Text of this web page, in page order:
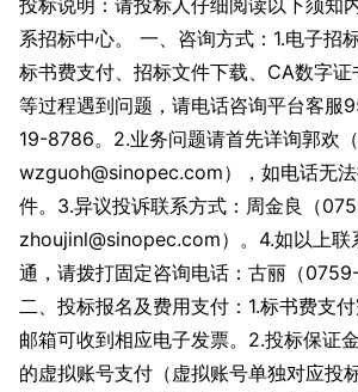
系招标中心。 一、咨询方式：1.电子招
标书费支付、招标文件下载、CA数字
等过程遇到问题，请电话咨询平台客
19-8786。2.业务问题请首先详询郭欢
wzguoh@sinopec.com），如电话无
件。3.异议投诉联系方式：周金良（
zhoujinl@sinopec.com）。4.如以上联
通，请拨打固定咨询电话：古丽（
二、投标报名及费用支付：1.标书费支
邮箱可收到相应电子发票。2.投标保证
的虚拟账号支付（虚拟账号单独对应投